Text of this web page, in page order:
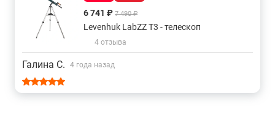
6 741 ₽ 7 490 ₽
Levenhuk LabZZ T3 - телескоп
4 отзыва
Галина С. 4 года назад